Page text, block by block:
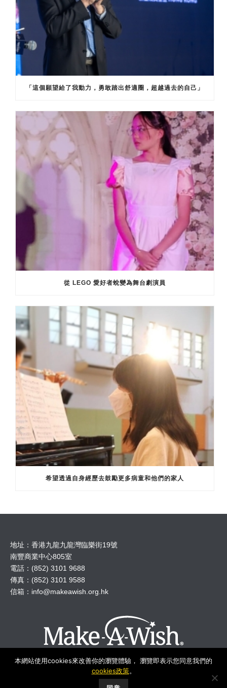
「這個願望給了我動力，勇敢踏出舒適圈，超越過去的自己」
從 LEGO 愛好者蛻變為舞台劇演員
希望透過自身經歷去鼓勵更多病童和他們的家人
地址：香港九龍九龍灣臨樂街19號
南豐商業中心805室
電話：(852) 3101 9688
傳真：(852) 3101 9588
信箱： info@makeawish.org.hk
© 2018 Make A Wish Hong Kong All Rights Reserved.
本網站使用cookies來改善你的瀏覽體驗， 瀏覽即表示您同意我們的
cookies政策。